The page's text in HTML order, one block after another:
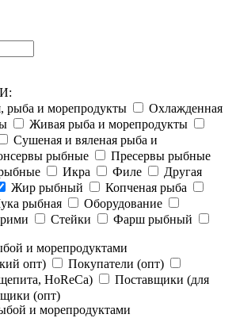
рыба и морепродукты
Охлажденная
Живая рыба и морепродукты
Сушеная и вяленая рыба и
рыбные
Пресервы рыбные
Икра Филе
Другая
Жир рыбный
Копченая рыба
рыбная
Оборудование
Стейки
Фарш рыбный
и морепродуктами
опт)
Покупатели (опт)
HoReCa)
Поставщики (для
(опт)
и морепродуктами